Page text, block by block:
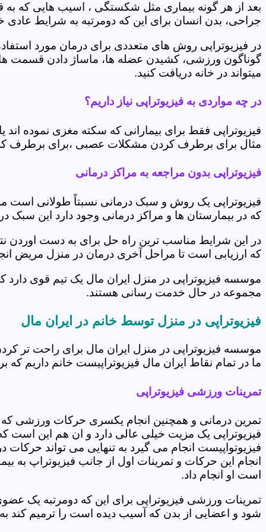
بعد از هر گونه بیماری مثل شکستگی ، اسیب هایی که
جراحی، بدن انسان برای این که دومرتبه به شرایط عادی
در فیزیوتراپی روش های متعددی برای درمان مورد
گوناگون ورزشی، کشیدن عضله ها، ماساژ دادن قسمت
میتواند در خانه دریافت کنید.
در چه مواردی به فیزیوتراپی نیاز داریم؟
فیزیوتراپی فقط برای بیمارانی که سکته مغزی نموده
مثال برای برطرف کردن مشکلات عصبی ،برای برطرف
فیزیوتراپی بدون مراجعه به مراکز درمانی
فیزیوتراپی یک روش و سبک درمانی نسبتاً طولانی
که در بیمارستان ها و مراکز درمانی وجود دارد این سبک
در این شرایط مناسب ترین راه حل برای به دست اوردن
که ارزیابی است تا مراحل آخری درمان در منزل مریض
موسسه فیزیوتراپی در منزل ایران مال یک تیم قوی
مجموعه در حال خدمت رسانی هستند.
فیزیوتراپی در منزل توسط خانم در ایران مال
موسسه فیزیوتراپی در منزل ایران مال برای راحت تر
ما در تمام نقاط ایران مال فیزیوتراپیست خانم داریم که
تمرینات ورزشی فیزیوتراپی
تمرین درمانی و همچنین انجام یکسری حرکات ورزشی
فیزیوتراپی یک مزیت خیلی عالی دارد و ان هم این است
فیزیوتواپیست انجام می گیرد به تنهایی می تواند حرکات
انجام این حرکات و تمرینات اول از جانب فیزیوتراپ به
است او انجام داد.
تمرینات ورزشی فیزیوتراپی برای این که دومرتبه
شود و اعضایی از بدن که آسیب دیده است را ترمیم کند